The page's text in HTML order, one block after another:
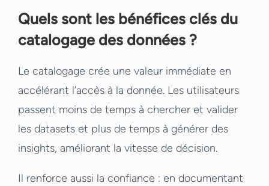
Quels sont les bénéfices clés du
catalogage des données ?
Le catalogage crée une valeur immédiate en
accélérant l’accès à la donnée. Les utilisateurs
passent moins de temps à chercher et valider
les datasets et plus de temps à générer des
insights, améliorant la vitesse de décision.
Il renforce aussi la confiance : en documentant